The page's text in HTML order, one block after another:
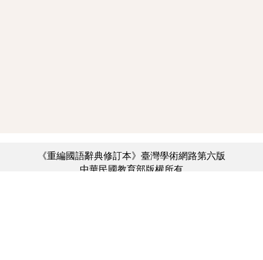
《重編國語辭典修訂本》臺灣學術網路第六版
中華民國教育部版權所有